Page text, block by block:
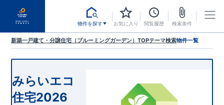
物件を探す お気に入り 閲覧履歴 検索条件
新築一戸建て・分譲住宅（ブルーミングガーデン）TOPテーマ検索物件一覧
みらいエコ
住宅2026